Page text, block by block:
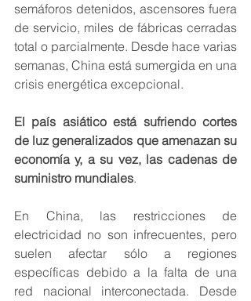
semáforos detenidos, ascensores fuera
de servicio, miles de fábricas cerradas
total o parcialmente. Desde hace varias
semanas, China está sumergida en una
crisis energética excepcional.
El país asiático está sufriendo cortes
de luz generalizados que amenazan su
economía y, a su vez, las cadenas de
suministro mundiales.
En China, las restricciones de
electricidad no son infrecuentes, pero
suelen afectar sólo a regiones
específicas debido a la falta de una
red nacional interconectada. Desde